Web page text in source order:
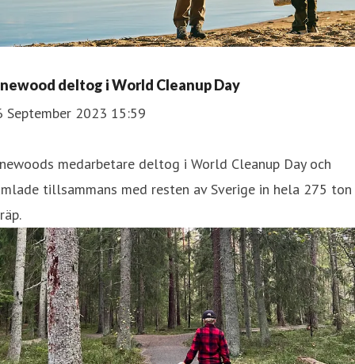
deltog i World Cleanup Day
September 2023 15:59
medarbetare deltog i World Cleanup Day och
tillsammans med resten av Sverige in hela 275 ton